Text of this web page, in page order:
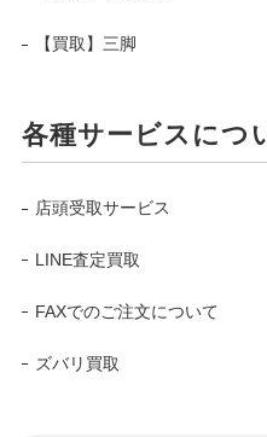
【買取】三脚
各種サービスにつ
店頭受取サービス
LINE査定買取
FAXでのご注文について
ズバリ買取